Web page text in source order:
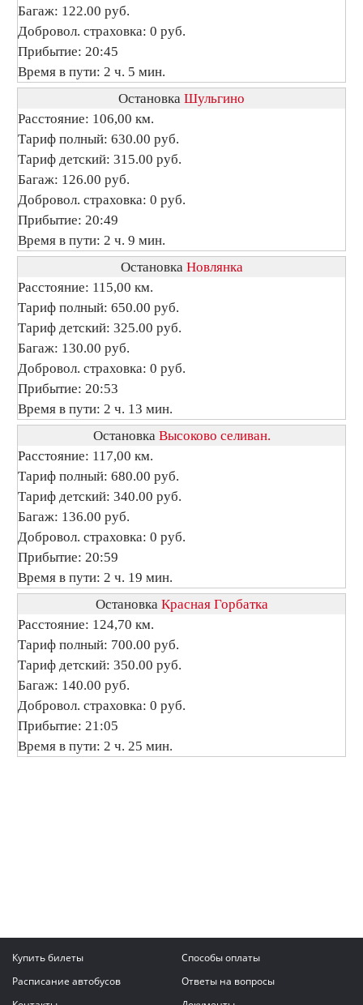
Багаж: 122.00 руб.
Добровол. страховка: 0 руб.
Прибытие: 20:45
Время в пути: 2 ч. 5 мин.
Остановка Шульгино
Расстояние: 106,00 км.
Тариф полный: 630.00 руб.
Тариф детский: 315.00 руб.
Багаж: 126.00 руб.
Добровол. страховка: 0 руб.
Прибытие: 20:49
Время в пути: 2 ч. 9 мин.
Остановка Новлянка
Расстояние: 115,00 км.
Тариф полный: 650.00 руб.
Тариф детский: 325.00 руб.
Багаж: 130.00 руб.
Добровол. страховка: 0 руб.
Прибытие: 20:53
Время в пути: 2 ч. 13 мин.
Остановка Высоково селиван.
Расстояние: 117,00 км.
Тариф полный: 680.00 руб.
Тариф детский: 340.00 руб.
Багаж: 136.00 руб.
Добровол. страховка: 0 руб.
Прибытие: 20:59
Время в пути: 2 ч. 19 мин.
Остановка Красная Горбатка
Расстояние: 124,70 км.
Тариф полный: 700.00 руб.
Тариф детский: 350.00 руб.
Багаж: 140.00 руб.
Добровол. страховка: 0 руб.
Прибытие: 21:05
Время в пути: 2 ч. 25 мин.
Купить билеты
Способы оплаты
Расписание автобусов
Ответы на вопросы